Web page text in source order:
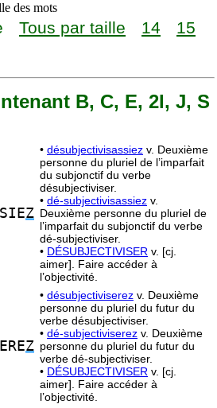
des mots
Tous par taille 14
15
B, C, E, 2I, J, S
Z
• désubjectivisassiez v. Deuxième
personne du pluriel de l’imparfait
du subjonctif du verbe
désubjectiviser.
• dé-subjectivisassiez v.
Deuxième personne du pluriel de
l’imparfait du subjonctif du verbe
dé-subjectiviser.
• DÉSUBJECTIVISER v. [cj.
aimer]. Faire accéder à
l’objectivité.
Z
• désubjectiviserez v. Deuxième
personne du pluriel du futur du
verbe désubjectiviser.
• dé-subjectiviserez v. Deuxième
personne du pluriel du futur du
verbe dé-subjectiviser.
• DÉSUBJECTIVISER v. [cj.
aimer]. Faire accéder à
l’objectivité.